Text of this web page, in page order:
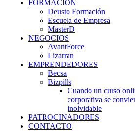
FORMACIÓN
Deusto Formación
Escuela de Empresa
MasterD
NEGOCIOS
AvantForce
Lizarran
EMPRENDEDORES
Becsa
Bizpills
Cuando un curso
corporativa se
inolvidable
PATROCINADORES
CONTACTO